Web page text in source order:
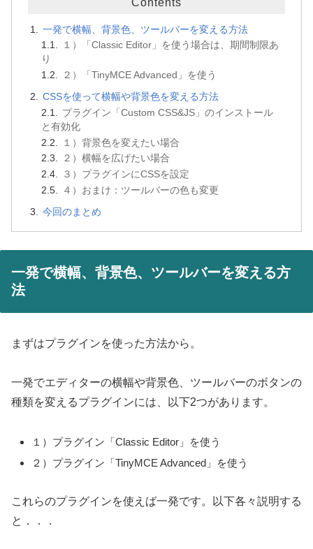
一発で横幅、背景色、ツールバーを変える方法
１）「Classic Editor」を使う場合は、期間制限あ
り
２）「TinyMCE Advanced」を使う
CSSを使って横幅や背景色を変える方法
プラグイン「Custom CSS&JS」のインストール
と有効化
１）背景色を変えたい場合
２）横幅を広げたい場合
３）プラグインにCSSを設定
４）おまけ：ツールバーの色も変更
今回のまとめ
一発で横幅、背景色、ツールバーを変える方
法
まずはプラグインを使った方法から。
一発でエディターの横幅や背景色、ツールバーのボタンの
種類を変えるプラグインには、以下2つがあります。
１）プラグイン「Classic Editor」を使う
２）プラグイン「TinyMCE Advanced」を使う
これらのプラグインを使えば一発です。以下各々説明する
と．．．